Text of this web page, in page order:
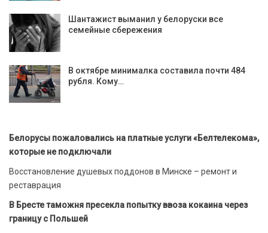
Шантажист выманил у белоруски все
семейные сбережения
В октябре минималка составила почти 484
рубля. Кому…
Белорусы пожаловались на платные услуги «Белтелекома»,
которые не подключали
Восстановление душевых поддонов в Минске – ремонт и
реставрация
В Бресте таможня пресекла попытку ввоза кокаина через
границу с Польшей